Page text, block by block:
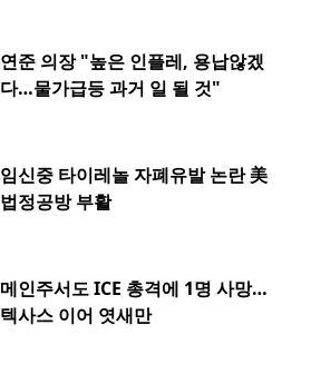
연준 의장 "높은 인플레, 용납않겠
다…물가급등 과거 일 될 것"
임신중 타이레놀 자폐유발 논란 美
법정공방 부활
메인주서도 ICE 총격에 1명 사망…
텍사스 이어 엿새만